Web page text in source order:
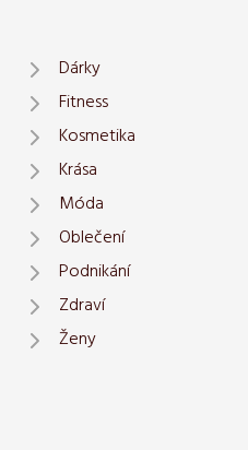
Dárky
Fitness
Kosmetika
Krása
Móda
Oblečení
Podnikání
Zdraví
Ženy